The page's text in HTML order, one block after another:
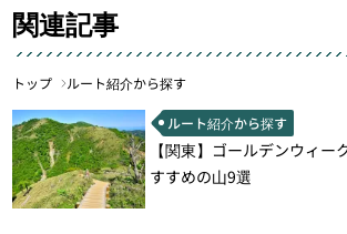
関連記事
トップ ルート紹介から探す
ルート紹介から探す
【関東】ゴールデンウィー
すすめの山9選